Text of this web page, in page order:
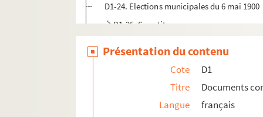
D1-24. Elections municipales du 6 mai 1900
D1-25. Sans titre
Présentation du contenu
Cote
D1
Titre
Documents
Langue
français